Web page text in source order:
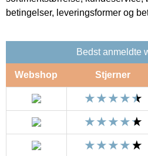
betingelser, leveringsformer og
Bedst anmeldte
Webshop Stjerner